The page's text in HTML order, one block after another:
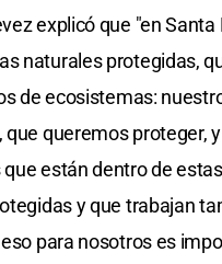
explicó que "en
naturales protegidas,
de ecosistemas:
que queremos proteger,
están dentro de
y que trabajan
para nosotros es